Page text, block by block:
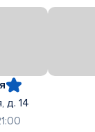
д. 14